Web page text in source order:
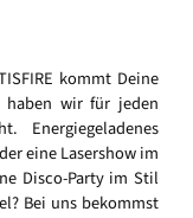
kommt Deine
wir für jeden
Energiegeladenes
eine Lasershow im
Disco-Party im Stil
Bei uns bekommst